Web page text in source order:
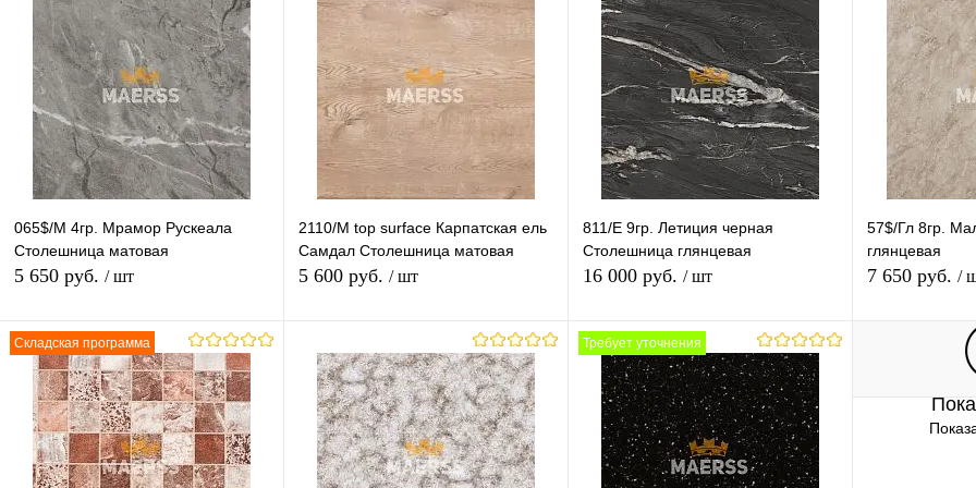
гр.1-2 гр.3-4 гр.5-6 гр.7
гр.8 гр.9 гр.10 гр.11
Высота (Ваш Выбор)
600mm 1200mm
Длина (Ваш Выбор)
3050mm 4100mm
гр.1-2 гр.3-6 гр.7 гр.8
гр.9-11
Высота (Ваш Выбор)
40mm 28mm
Длина (Ваш Выбор)
3050mm
гр.1-2 гр.3-6 гр.7 гр.8
гр.9-11
Длина (Ваш Выбор)
3050mm
065$/М 4гр. Мрамор Рускеала
Столешница матовая
5 650 руб. / шт
В корзину
Купить в 1 клик К сравнению
В избранное Под заказ
Толщина (Ваш Выбор)
2110/М top surface Карпатская ель
Самдал Столешница матовая
5 600 руб. / шт
В корзину
Купить в 1 клик К сравнению
В избранное В наличии
Толщина (Ваш Выбор)
811/E 9гр. Летиция черная
Столешница глянцевая
16 000 руб. / шт
В корзину
Купить в 1 клик К сравнению
В избранное Под заказ
Толщина (Ваш Выбор)
57$/Гл 8гр.
глянцевая
7 650 руб. /
Купить в 1
Складская программа Требует уточнения